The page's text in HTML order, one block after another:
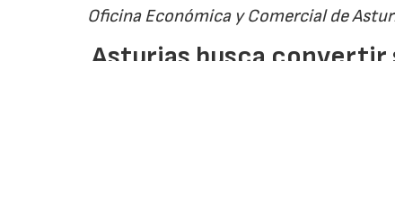
Oficina Económica y Comercial de
Asturias busca